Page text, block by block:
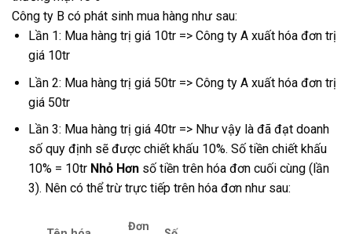
Công ty B có phát sinh mua hàng như sau:
Lần 1: Mua hàng trị giá 10tr => Công ty A xuất hóa đơn trị
giá 10tr
Lần 2: Mua hàng trị giá 50tr => Công ty A xuất hóa đơn trị
giá 50tr
Lần 3: Mua hàng trị giá 40tr => Như vậy là đã đạt doanh
số quy định sẽ được chiết khấu 10%. Số tiền chiết khấu
10% = 10tr Nhỏ Hơnsố tiền trên hóa đơn cuối cùng (lần
3). Nên có thể trừ trực tiếp trên hóa đơn như sau:
Đơn